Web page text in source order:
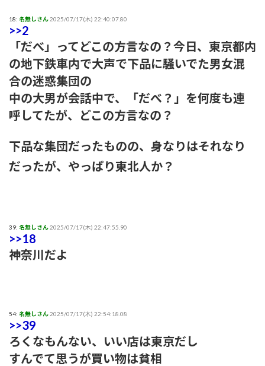
18: 名無しさん2025/07/17(木) 22:40:07.80
>>2
「だべ」ってどこの方言なの？今日、東京都内
の地下鉄車内で大声で下品に騒いでた男女混
合の迷惑集団の
中の大男が会話中で、「だべ？」を何度も連
呼してたが、どこの方言なの？
下品な集団だったものの、身なりはそれなり
だったが、やっぱり東北人か？
39: 名無しさん2025/07/17(木) 22:47:55.90
>>18
神奈川だよ
54: 名無しさん2025/07/17(木) 22:54:18.08
>>39
ろくなもんない、いい店は東京だし
すんでて思うが買い物は貧相